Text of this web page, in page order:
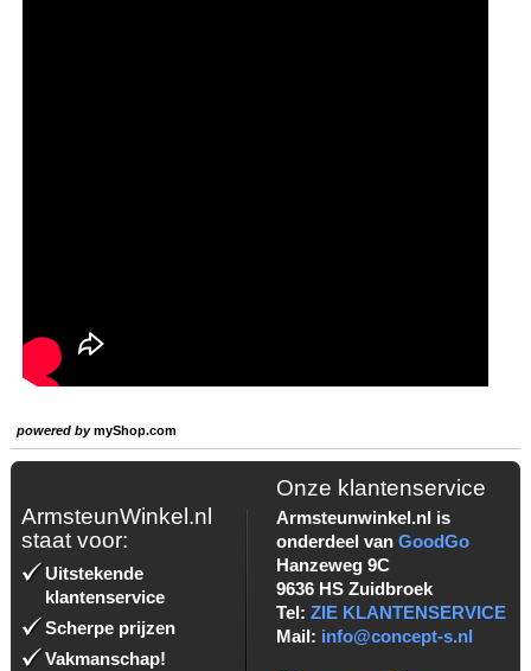
powered bymyShop.com
ArmsteunWinkel.nl
staat voor:
Uitstekende
klantenservice
Scherpe prijzen
Vakmanschap!
Onze klantenservice
Armsteunwinkel.nl is
onderdeel van GoodGo
Hanzeweg 9C
9636 HS Zuidbroek
Tel: ZIE KLANTENSERVICE
Mail: info@concept-s.nl